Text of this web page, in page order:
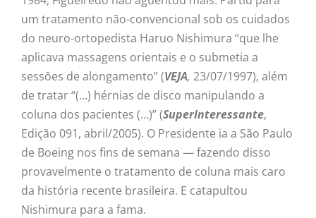
um tratamento não-convencional sob os cuidados
do neuro-ortopedista Haruo Nishimura “que lhe
aplicava massagens orientais e o submetia a
sessões de alongamento” (VEJA, 23/07/1997), além
de tratar “(…) hérnias de disco manipulando a
coluna dos pacientes (…)” (SuperInteressante,
Edição 091, abril/2005). O Presidente ia a São Paulo
de Boeing nos fins de semana — fazendo disso
provavelmente o tratamento de coluna mais caro
da história recente brasileira. E catapultou
Nishimura para a fama.